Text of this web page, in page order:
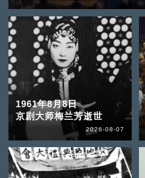
1961年8月8日
京剧大师梅兰芳逝世
2026-08-07